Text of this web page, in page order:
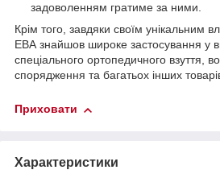
задоволенням гратиме за ними.
Крім того, завдяки своїм унікальним
ЕВА знайшов широке застосування у
спеціального ортопедичного взуття,
спорядження та багатьох інших
Приховати
Характеристики